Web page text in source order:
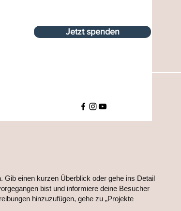
Jetzt spenden
Gib einen kurzen Überblick oder gehe ins Detail
bist und informiere deine Besucher
hinzuzufügen, gehe zu „Projekte